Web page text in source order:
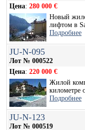
Цена: 280 000 €
Новый
лифтом в
Подробнее
JU-N-095
Лот № 000522
Цена: 220 000 €
Жилой
километре
Подробнее
JU-N-123
Лот № 000519